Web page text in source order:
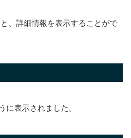
、詳細情報を表示することがで
に表示されました。